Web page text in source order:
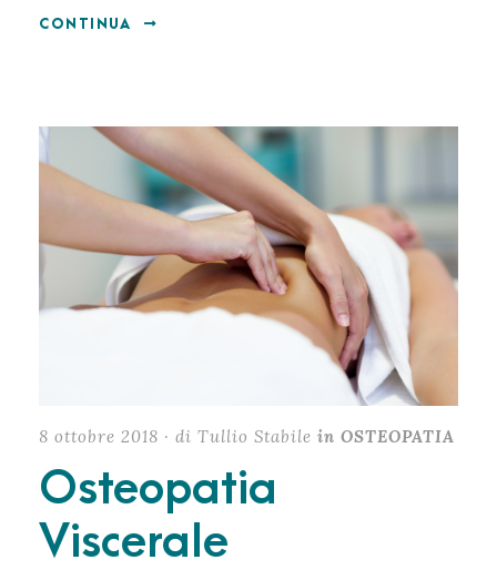
CONTINUA
8 ottobre 2018 · di Tullio Stabile in OSTEOPATIA
Osteopatia
Viscerale